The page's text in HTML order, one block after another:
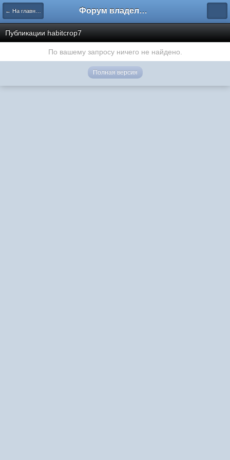
← На главную Форум владельцев интернет-магазинов
Публикации habitcrop7
По вашему запросу ничего не найдено.
Полная версия